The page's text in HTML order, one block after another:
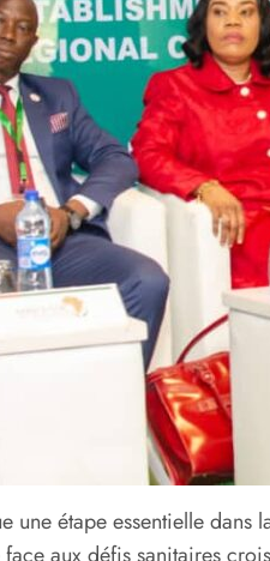
une étape essentielle
aux défis sanitaires